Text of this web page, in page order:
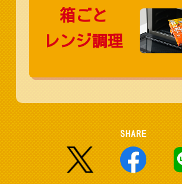
箱ごと
レンジ調理
SHARE